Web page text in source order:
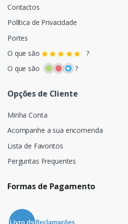
Contactos
Política de Privacidade
Portes
O que são
?
O que são
?
Opções de Cliente
Minha Conta
Acompanhe a sua encomenda
Lista de Favoritos
Perguntas Frequentes
Formas de Pagamento